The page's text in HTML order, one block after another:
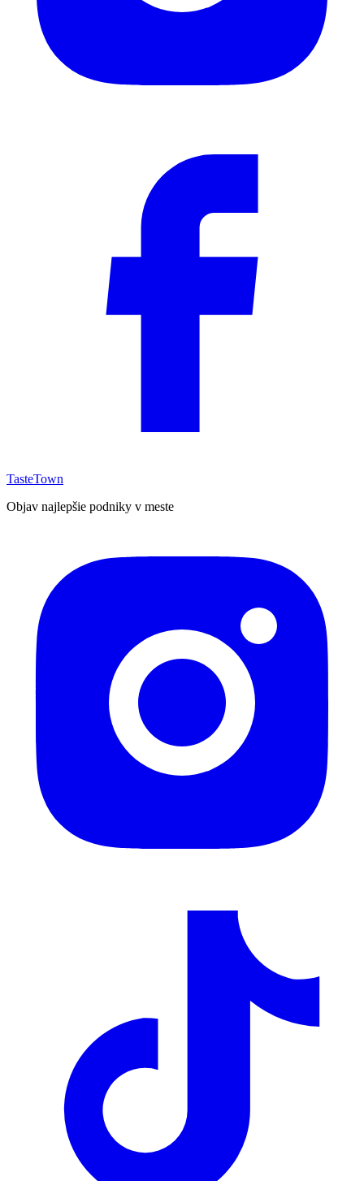
TasteTown
Objav najlepšie podniky v meste